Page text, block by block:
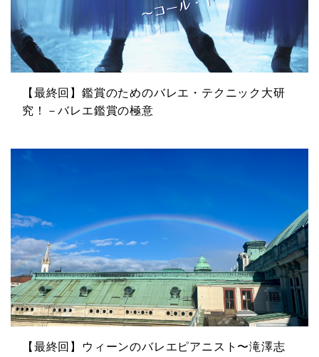
【最終回】鑑賞のためのバレエ・テクニック大研
究！－バレエ鑑賞の極意
【最終回】ウィーンのバレエピアニスト〜滝澤志